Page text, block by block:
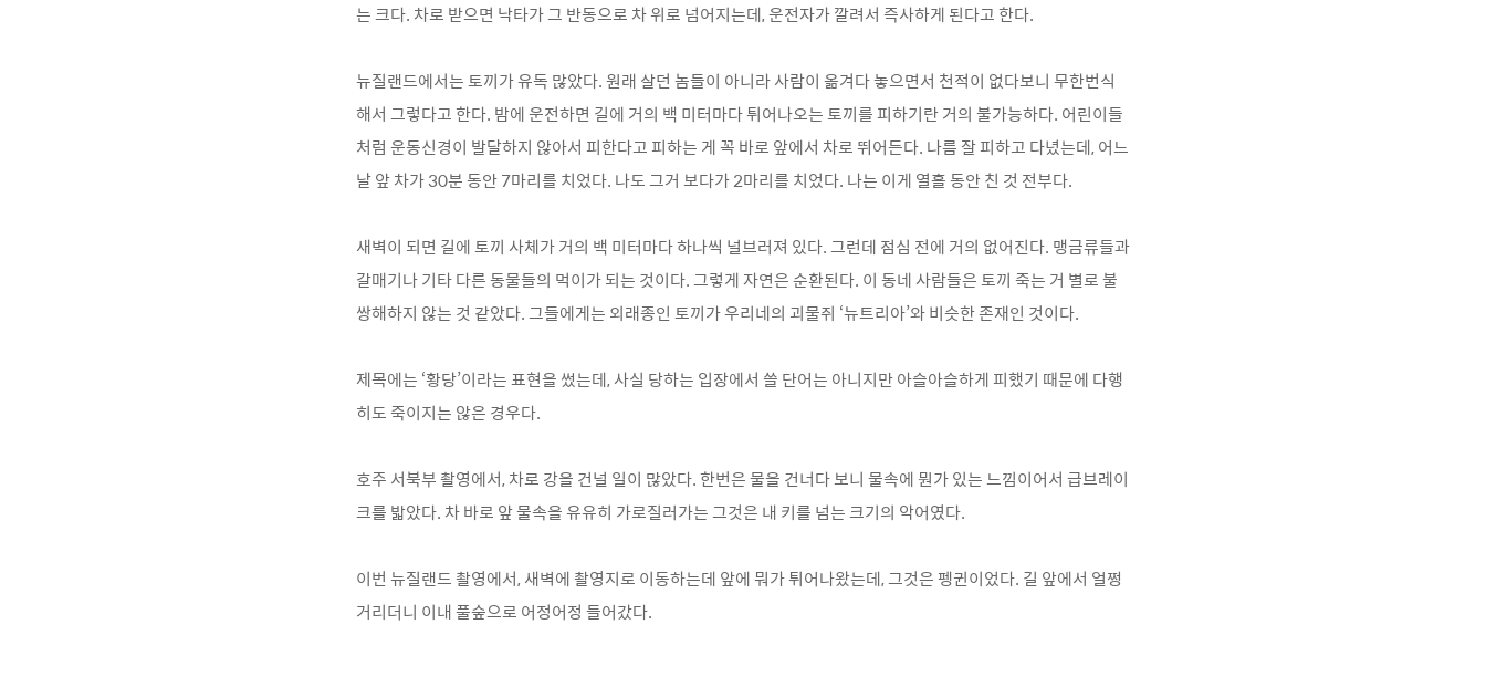
는 크다. 차로 받으면 낙타가 그 반동으로 차 위로 넘어지는데, 운전자가 깔려서 즉사하게 된다고 한다.
뉴질랜드에서는 토끼가 유독 많았다. 원래 살던 놈들이 아니라 사람이 옮겨다 놓으면서 천적이 없다보니 무한번식
해서 그렇다고 한다. 밤에 운전하면 길에 거의 백 미터마다 튀어나오는 토끼를 피하기란 거의 불가능하다. 어린이들
처럼 운동신경이 발달하지 않아서 피한다고 피하는 게 꼭 바로 앞에서 차로 뛰어든다. 나름 잘 피하고 다녔는데, 어느
날 앞 차가 30분 동안 7마리를 치었다. 나도 그거 보다가 2마리를 치었다. 나는 이게 열흘 동안 친 것 전부다.
새벽이 되면 길에 토끼 사체가 거의 백 미터마다 하나씩 널브러져 있다. 그런데 점심 전에 거의 없어진다. 맹금류들과
갈매기나 기타 다른 동물들의 먹이가 되는 것이다. 그렇게 자연은 순환된다. 이 동네 사람들은 토끼 죽는 거 별로 불
쌍해하지 않는 것 같았다. 그들에게는 외래종인 토끼가 우리네의 괴물쥐 ‘뉴트리아’와 비슷한 존재인 것이다.
제목에는 ‘황당’이라는 표현을 썼는데, 사실 당하는 입장에서 쓸 단어는 아니지만 아슬아슬하게 피했기 때문에 다행
히도 죽이지는 않은 경우다.
호주 서북부 촬영에서, 차로 강을 건널 일이 많았다. 한번은 물을 건너다 보니 물속에 뭔가 있는 느낌이어서 급브레이
크를 밟았다. 차 바로 앞 물속을 유유히 가로질러가는 그것은 내 키를 넘는 크기의 악어였다.
이번 뉴질랜드 촬영에서, 새벽에 촬영지로 이동하는데 앞에 뭐가 튀어나왔는데, 그것은 펭귄이었다. 길 앞에서 얼쩡
거리더니 이내 풀숲으로 어정어정 들어갔다.